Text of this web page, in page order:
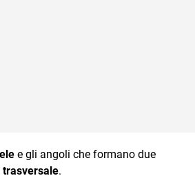
e gli angoli che formano due
.